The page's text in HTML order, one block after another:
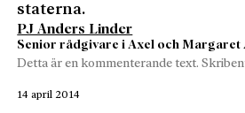
staterna.
PJ Anders Linder
Senior rådgivare i Axel och Margaret
Detta är en kommenterande text.
14 april 2014